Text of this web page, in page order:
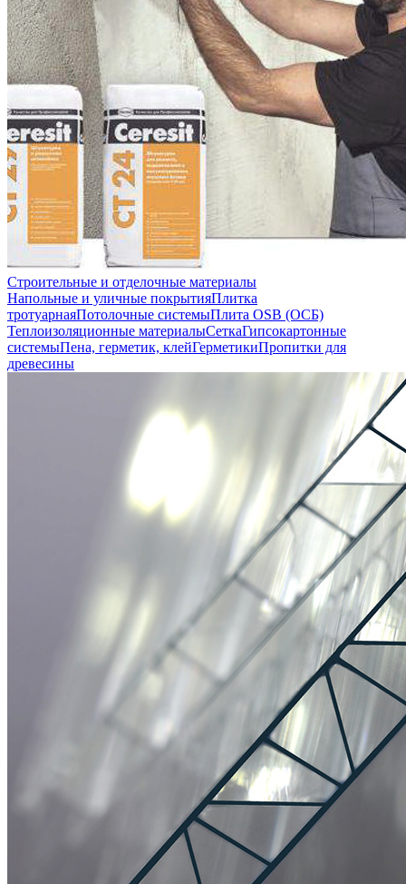
Строительные и отделочные материалы
Напольные и уличные покрытияПлитка
тротуарнаяПотолочные системыПлита OSB (ОСБ)
Теплоизоляционные материалыСеткаГипсокартонные
системыПена, герметик, клейГерметикиПропитки для
древесины